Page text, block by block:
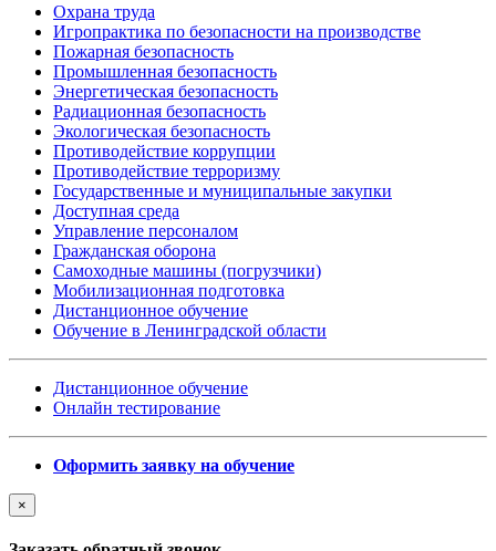
Охрана труда
Игропрактика по безопасности на производстве
Пожарная безопасность
Промышленная безопасность
Энергетическая безопасность
Радиационная безопасность
Экологическая безопасность
Противодействие коррупции
Противодействие терроризму
Государственные и муниципальные закупки
Доступная среда
Управление персоналом
Гражданская оборона
Самоходные машины (погрузчики)
Мобилизационная подготовка
Дистанционное обучение
Обучение в Ленинградской области
Дистанционное обучение
Онлайн тестирование
Оформить заявку на обучение
×